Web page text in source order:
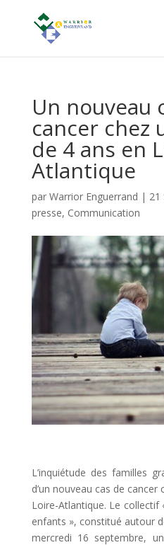
Un nouveau
cancer chez
de 4 ans en
Atlantique
par Warrior Enguerrand | 21
presse, Communication
L’inquiétude des familles
d’un nouveau cas de
Loire-Atlantique. Le collectif
enfants », constitué autour
mercredi 16 septembre,